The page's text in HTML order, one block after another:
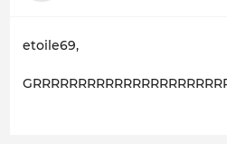
etoile69,